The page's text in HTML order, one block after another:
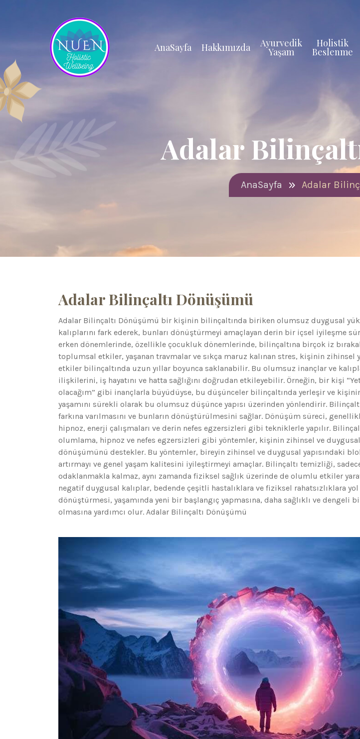
AnaSayfa Hakkımızda Ayurvedik
Yaşam
Holistik
Beslenme
Adalar
AnaSayfa Adalar
Adalar Bilinçaltı Dönüşümü
Adalar Bilinçaltı Dönüşümü bir kişinin bilinçaltında biriken olumsuz duygusal
kalıplarını fark ederek, bunları dönüştürmeyi amaçlayan derin bir içsel iyileşme
erken dönemlerinde, özellikle çocukluk dönemlerinde, bilinçaltına birçok iz
toplumsal etkiler, yaşanan travmalar ve sıkça maruz kalınan stres, kişinin zihinsel
etkiler bilinçaltında uzun yıllar boyunca saklanabilir. Bu olumsuz inançlar ve
ilişkilerini, iş hayatını ve hatta sağlığını doğrudan etkileyebilir. Örneğin, bir kişi
olacağım” gibi inançlarla büyüdüyse, bu düşünceler bilinçaltında yerleşir ve kişinin
yaşamını sürekli olarak bu olumsuz düşünce yapısı üzerinden yönlendirir.
farkına varılmasını ve bunların dönüştürülmesini sağlar. Dönüşüm süreci,
hipnoz, enerji çalışmaları ve derin nefes egzersizleri gibi tekniklerle yapılır.
olumlama, hipnoz ve nefes egzersizleri gibi yöntemler, kişinin zihinsel ve duygusal
dönüşümünü destekler. Bu yöntemler, bireyin zihinsel ve duygusal yapısındaki
artırmayı ve genel yaşam kalitesini iyileştirmeyi amaçlar. Bilinçaltı temizliği,
odaklanmakla kalmaz, aynı zamanda fiziksel sağlık üzerinde de olumlu etkiler
negatif duygusal kalıplar, bedende çeşitli hastalıklara ve fiziksel rahatsızlıklara
dönüştürmesi, yaşamında yeni bir başlangıç yapmasına, daha sağlıklı ve dengeli
olmasına yardımcı olur. Adalar Bilinçaltı Dönüşümü